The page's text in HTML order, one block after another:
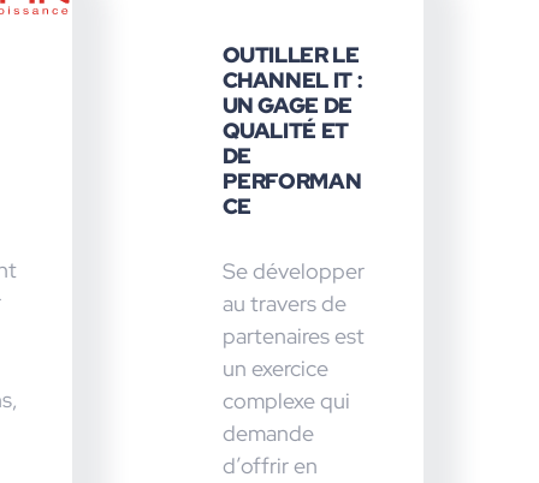
OUTILLER LE
CHANNEL IT :
UN GAGE DE
QUALITÉ ET
DE
PERFORMAN
CE
Se développer
au travers de
partenaires est
un exercice
complexe qui
demande
d’offrir en